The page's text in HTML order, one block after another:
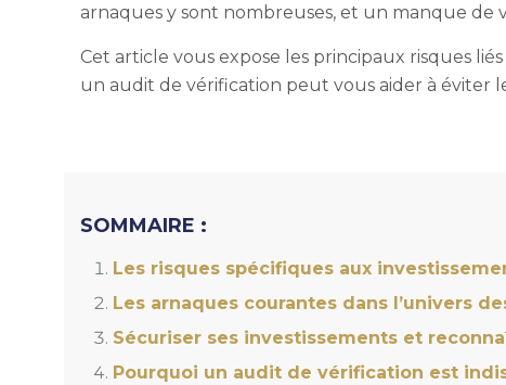
arnaques y sont nombreuses, et un manque
Cet article vous expose les principaux risques
un audit de vérification peut vous aider à éviter
SOMMAIRE :
Les risques spécifiques aux
Les arnaques courantes dans l’univers
Sécuriser ses investissements et
Pourquoi un audit de vérification est